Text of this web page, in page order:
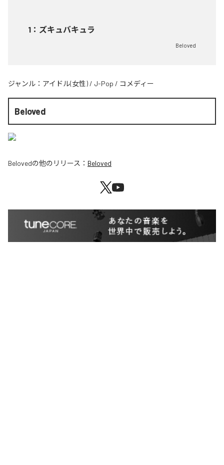
1 ： ズキュバキュラ
Beloved
ジャンル： アイドル(女性) / J-Pop / コメディー
Beloved
Belovedの他のリリース： Beloved